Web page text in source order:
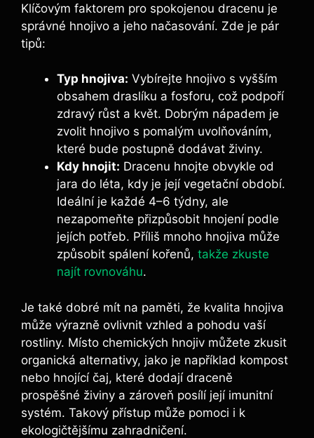
Klíčovým faktorem pro spokojenou dracenu je
správné hnojivo a jeho načasování. Zde je pár
tipů:
Typ hnojiva: Vybírejte hnojivo s vyšším
obsahem draslíku a fosforu, což podpoří
zdravý růst a květ. Dobrým nápadem je
zvolit hnojivo s pomalým uvolňováním,
které bude postupně dodávat živiny.
Kdy hnojit: Dracenu hnojte obvykle od
jara do léta, kdy je její vegetační období.
Ideální je každé 4–6 týdny, ale
nezapomeňte přizpůsobit hnojení podle
jejích potřeb. Příliš mnoho hnojiva může
způsobit spálení kořenů, takže zkuste
najít rovnováhu.
Je také dobré mít na paměti, že kvalita hnojiva
může výrazně ovlivnit vzhled a pohodu vaší
rostliny. Místo chemických hnojiv můžete zkusit
organická alternativy, jako je například kompost
nebo hnojící čaj, které dodají draceně
prospěšné živiny a zároveň posílí její imunitní
systém. Takový přístup může pomoci i k
ekologičtějšímu zahradničení.